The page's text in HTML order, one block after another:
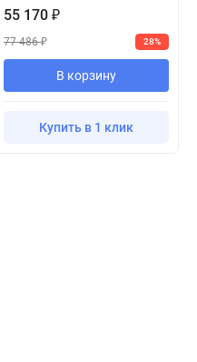
55 170 ₽
77 486₽ 28%
В корзину
Купить в 1 клик